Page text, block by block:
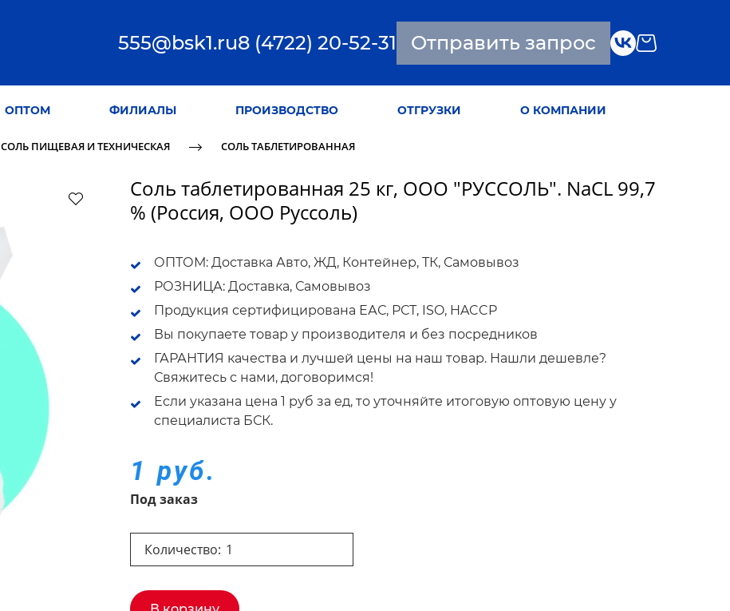
555@bsk1.ru8 (4722) 20-52-31 Отправить запрос
ОПТОМ ФИЛИАЛЫ ПРОИЗВОДСТВО ОТГРУЗКИ О КОМПАНИИ
СОЛЬ ПИЩЕВАЯ И ТЕХНИЧЕСКАЯ СОЛЬ ТАБЛЕТИРОВАННАЯ
Соль таблетированная 25 кг, ООО "РУССОЛЬ". NaCL 99,7
% (Россия, ООО Руссоль)
ОПТОМ: Доставка Авто, ЖД, Контейнер, ТК, Самовывоз
РОЗНИЦА: Доставка, Самовывоз
Продукция сертифицирована ЕАС, РСТ, ISO, HACCP
Вы покупаете товар у производителя и без посредников
ГАРАНТИЯ качества и лучшей цены на наш товар. Нашли дешевле?
Свяжитесь с нами, договоримся!
Если указана цена 1 руб за ед, то уточняйте итоговую оптовую цену у
специалиста БСК.
1 руб.
Под заказ
Количество: